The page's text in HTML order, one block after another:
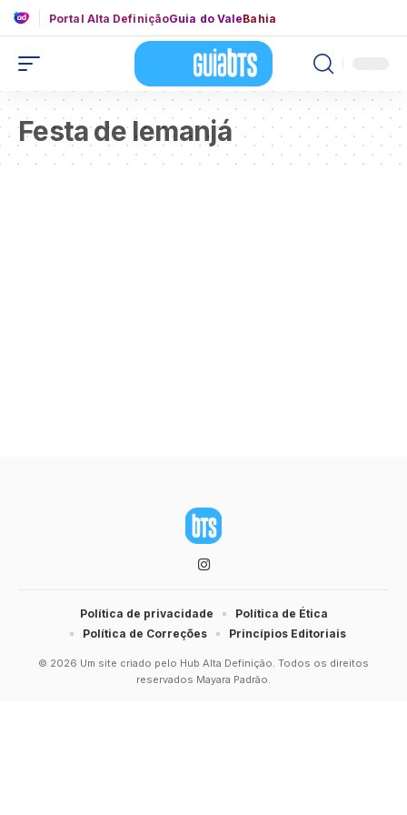
Portal Alta DefiniçãoGuia do ValeBahia
Festa de Iemanjá
© 2026 Um site criado pelo Hub Alta Definição. Todos os direitos
reservados Mayara Padrão.
Política de privacidade
Política de Ética
Política de Correções
Princípios Editoriais